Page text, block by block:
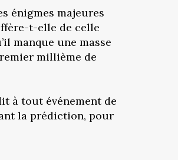
énigmes majeures
t-elle de celle
manque une masse
millième de
à tout événement de
la prédiction, pour